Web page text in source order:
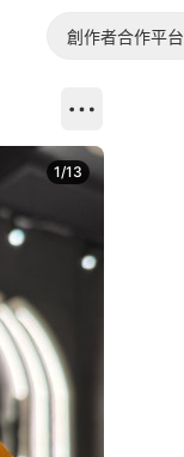
創作者合作平台
1/13